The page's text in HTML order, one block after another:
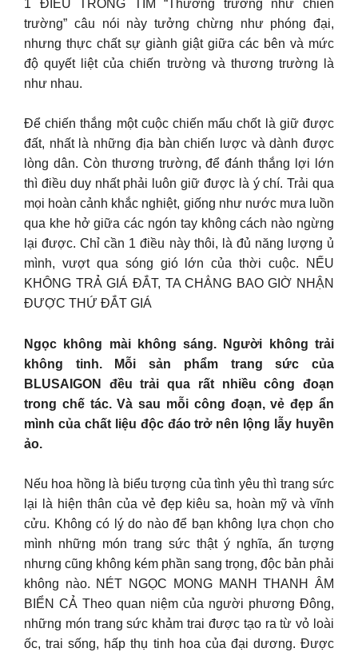
1 ĐIỀU TRONG TIM “Thương trường như chiến
trường” câu nói này tưởng chừng như phóng đại,
nhưng thực chất sự giành giật giữa các bên và mức
độ quyết liệt của chiến trường và thương trường là
như nhau.
Để chiến thắng một cuộc chiến mấu chốt là giữ được
đất, nhất là những địa bàn chiến lược và dành được
lòng dân. Còn thương trường, để đánh thắng lợi lớn
thì điều duy nhất phải luôn giữ được là ý chí. Trải qua
mọi hoàn cảnh khắc nghiệt, giống như nước mưa luồn
qua khe hở giữa các ngón tay không cách nào ngừng
lại được. Chỉ cần 1 điều này thôi, là đủ năng lượng ủ
mình, vượt qua sóng gió lớn của thời cuộc. NẾU
KHÔNG TRẢ GIÁ ĐẮT, TA CHẲNG BAO GIỜ NHẬN
ĐƯỢC THỨ ĐẮT GIÁ
Ngọc không mài không sáng. Người không trải
không tinh. Mỗi sản phẩm trang sức của
BLUSAIGON đều trải qua rất nhiều công đoạn
trong chế tác. Và sau mỗi công đoạn, vẻ đẹp ẩn
mình của chất liệu độc đáo trở nên lộng lẫy huyền
ảo.
Nếu hoa hồng là biểu tượng của tình yêu thì trang sức
lại là hiện thân của vẻ đẹp kiêu sa, hoàn mỹ và vĩnh
cửu. Không có lý do nào để bạn không lựa chọn cho
mình những món trang sức thật ý nghĩa, ấn tượng
nhưng cũng không kém phần sang trọng, độc bản phải
không nào. NÉT NGỌC MONG MANH THANH ÂM
BIỂN CẢ Theo quan niệm của người phương Đông,
những món trang sức khảm trai được tạo ra từ vỏ loài
ốc, trai sống, hấp thụ tinh hoa của đại dương. Được